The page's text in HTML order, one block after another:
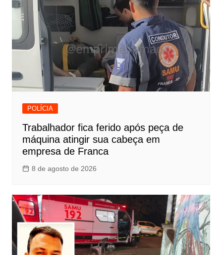
POLÍCIA
Trabalhador fica ferido após peça de
máquina atingir sua cabeça em
empresa de Franca
8 de agosto de 2026